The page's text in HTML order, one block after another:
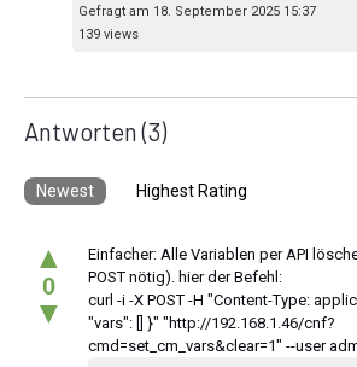
Gefragt am 18. September 2025 15:37
139 views
Antworten(3)
Newest Highest Rating
▲
0
▼
Einfacher: Alle Variablen per API
POST nötig). hier der Befehl:
curl -i -X POST -H "Content-Type:
"vars": [] }" "http://192.168.1.46/cnf?
cmd=set_cm_vars&clear=1" --user